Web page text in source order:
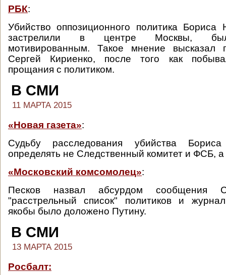
РБК:
Убийство оппозиционного политика Бориса
застрелили в центре Москвы,
мотивированным. Такое мнение высказал
Сергей Кириенко, после того как
прощания с политиком.
В СМИ
11 МАРТА 2015
«Новая газета»:
Судьбу расследования убийства
определять не Следственный комитет и ФСБ, а
«Московский комсомолец»:
Песков назвал абсурдом
"расстрельный список" политиков и
якобы было доложено Путину.
В СМИ
13 МАРТА 2015
Росбалт: